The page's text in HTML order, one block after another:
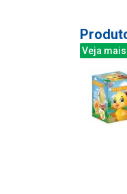
Veja mais